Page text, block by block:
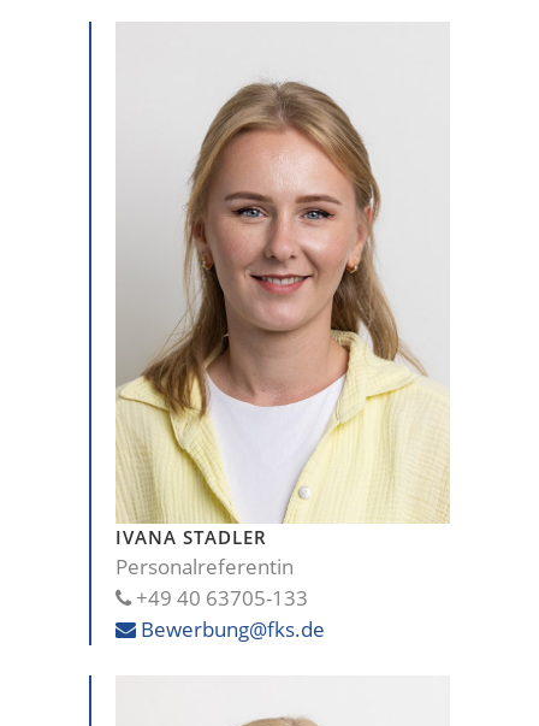
IVANA STADLER
Personalreferentin
+49 40 63705-133
Bewerbung@fks.de